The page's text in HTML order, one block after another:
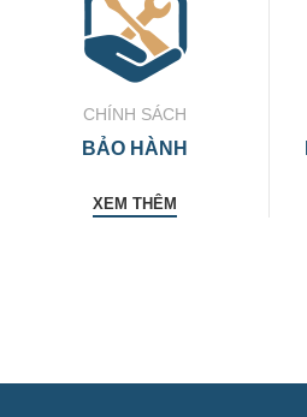
CHÍNH SÁCH
BẢO HÀNH
XEM THÊM